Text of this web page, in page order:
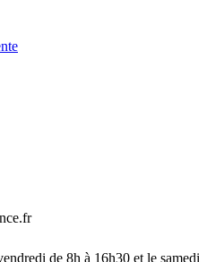
de 8h à 16h30 et le samedi